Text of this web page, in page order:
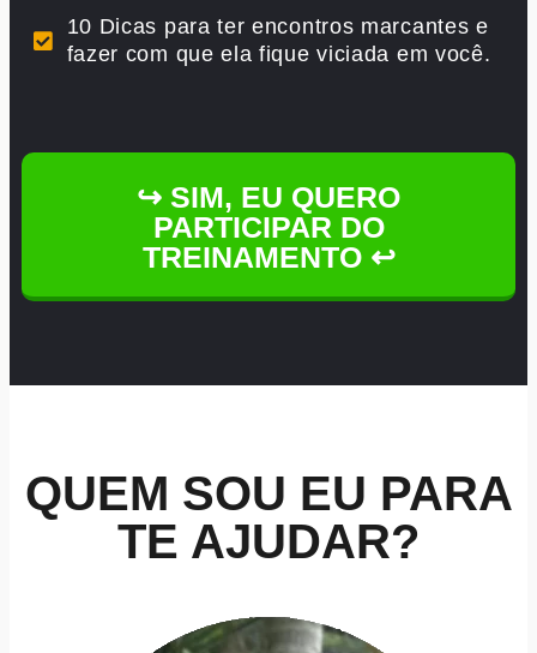
10 Dicas para ter encontros marcantes e
fazer com que ela fique viciada em você.
↪ SIM, EU QUERO
PARTICIPAR DO
TREINAMENTO ↩
QUEM SOU EU PARA
TE AJUDAR?